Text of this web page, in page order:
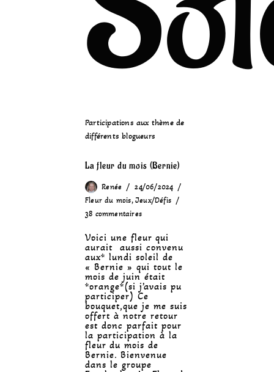
Participations aux thème de
différents blogueurs
La fleur du mois (Bernie)
Renée
24/06/2024
Fleur du mois,Jeux/Défis
38 commentaires
Voici une fleur qui
aurait aussi convenu
aux* lundi soleil de
« Bernie » qui tout le
mois de juin était
*orange*(si j’avais pu
participer) Ce
bouquet,que je me suis
offert à notre retour
est donc parfait pour
la participation à la
fleur du mois de
Bernie. Bienvenue
dans le groupe